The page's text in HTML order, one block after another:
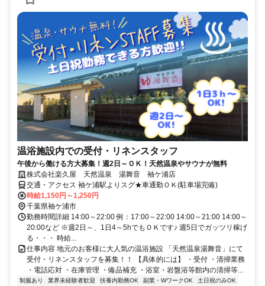
温浴施設内での受付・リネンスタッフ
午後から働ける方大募集！週2日～ＯＫ！天然温泉やサウナが無料
株式会社楽久屋 天然温泉 湯舞音 袖ケ浦店
交通・アクセス 袖ケ浦駅よりスグ★車通勤ＯＫ(駐車場完備)
時給1,150円～1,250円
千葉県袖ケ浦市
勤務時間詳細 14:00～22:00 例：17:00～22:00 14:00～21:00 14:00～
20:00など ※週2日～、1日4～5hでもＯＫです♪ 週5日でガッツリ稼げ
る・・・ 時給...
仕事内容 地元のお客様に大人気の温浴施設 「天然温泉湯舞音」にて
受付・リネンスタッフを募集！！ 【具体的には】 ・受付 ・清掃業務
・電話応対 ・在庫管理 ・備品補充 ・浴室・岩盤浴等館内の清掃等...
制服あり 業界未経験者歓迎 扶養内勤務OK 副業・WワークOK
土日祝のみOK